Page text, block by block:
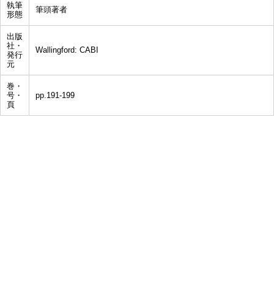
執筆
形態
筆頭著者
出版
社・
発行
元
Wallingford: CABI
巻・
号・
頁
pp.191-199